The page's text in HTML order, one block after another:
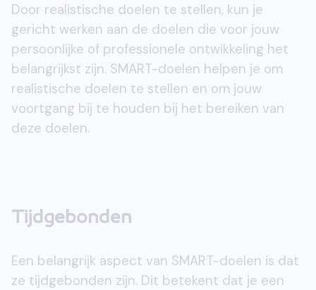
Door realistische doelen te stellen, kun je
gericht werken aan de doelen die voor jouw
persoonlijke of professionele ontwikkeling het
belangrijkst zijn. SMART-doelen helpen je om
realistische doelen te stellen en om jouw
voortgang bij te houden bij het bereiken van
deze doelen.
Tijdgebonden
Een belangrijk aspect van SMART-doelen is dat
ze tijdgebonden zijn. Dit betekent dat je een